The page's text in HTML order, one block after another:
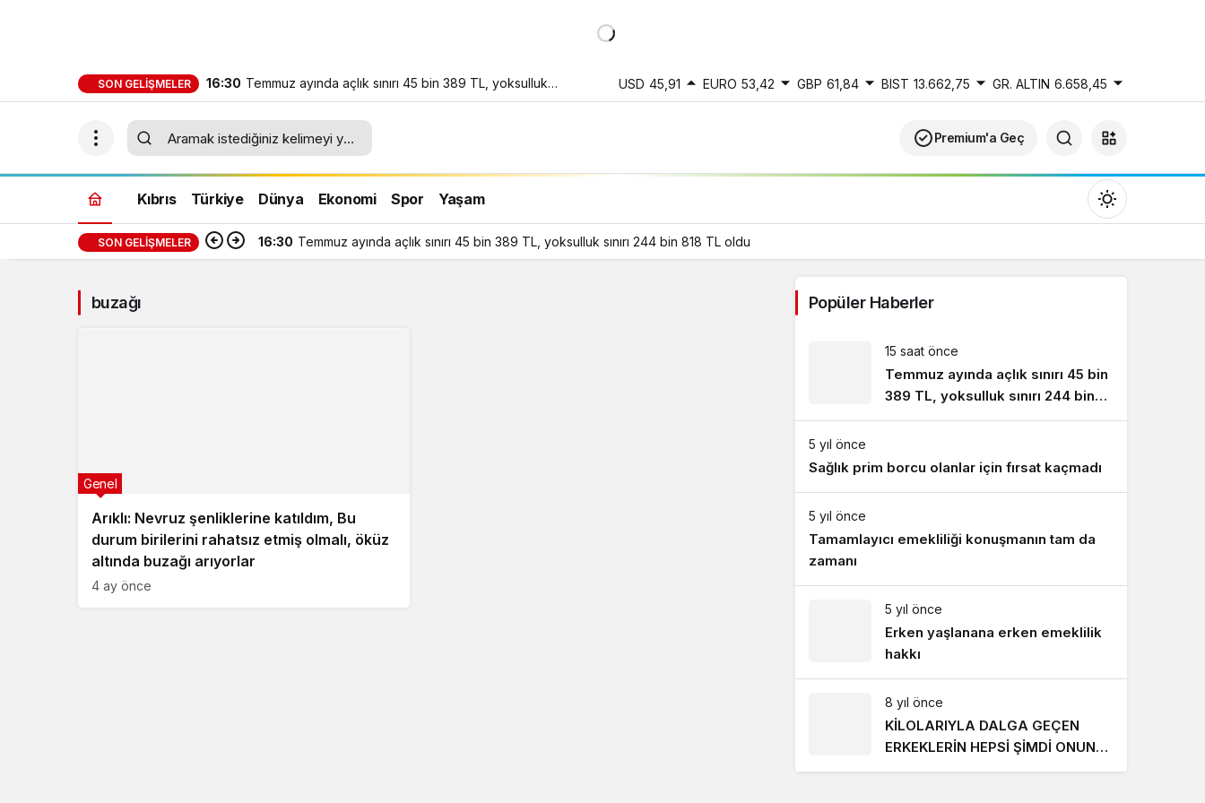
SON GELIŞMELER 16:30 Temmuz ayında açlık sınırı 45 bin 389 TL, yoksulluk
sınırı 244 bin 818 TL oldu
USD 45,91 EURO 53,42 GBP 61,84 BIST 13.662,75 GR. ALTIN 6.658,45
Premium'a Geç
Kıbrıs Türkiye Dünya Ekonomi Spor Yaşam
Gündüz modunu seçin.
SON GELIŞMELER 16:30 Temmuz ayında açlık sınırı 45 bin 389 TL, yoksulluk sınırı 244 bin 818 TL oldu
buzağı
Arıklı: Nevruz şenliklerine katıldım, Bu
durum birilerini rahatsız etmiş olmalı, öküz
altında buzağı arıyorlar
Genel
4 ay önce
Popüler Haberler
15 saat önce
Temmuz ayında açlık sınırı 45 bin
389 TL, yoksulluk sınırı 244 bin
818 TL oldu
5 yıl önce
Sağlık prim borcu olanlar için fırsat kaçmadı
5 yıl önce
Tamamlayıcı emekliliği konuşmanın tam da
zamanı
5 yıl önce
Erken yaşlanana erken emeklilik
hakkı
8 yıl önce
KİLOLARIYLA DALGA GEÇEN
ERKEKLERİN HEPSİ ŞİMDİ ONUN
PEŞİNDE! SON HALİ İNANILMAZ